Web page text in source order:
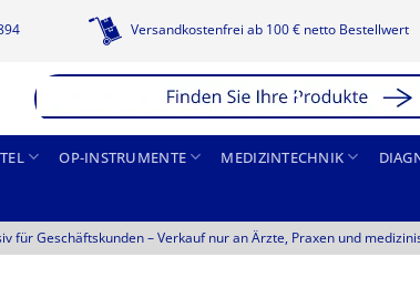
Versandkostenfrei ab 100 € netto Bestellwert
OP-INSTRUMENTE MEDIZINTECHNIK
für Geschäftskunden –Verkauf nur an Ärzte, Praxen und